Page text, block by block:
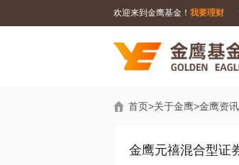
欢迎来到金鹰基金！ 我要理财
首页>关于金鹰>金鹰资讯
金鹰元禧混合型证